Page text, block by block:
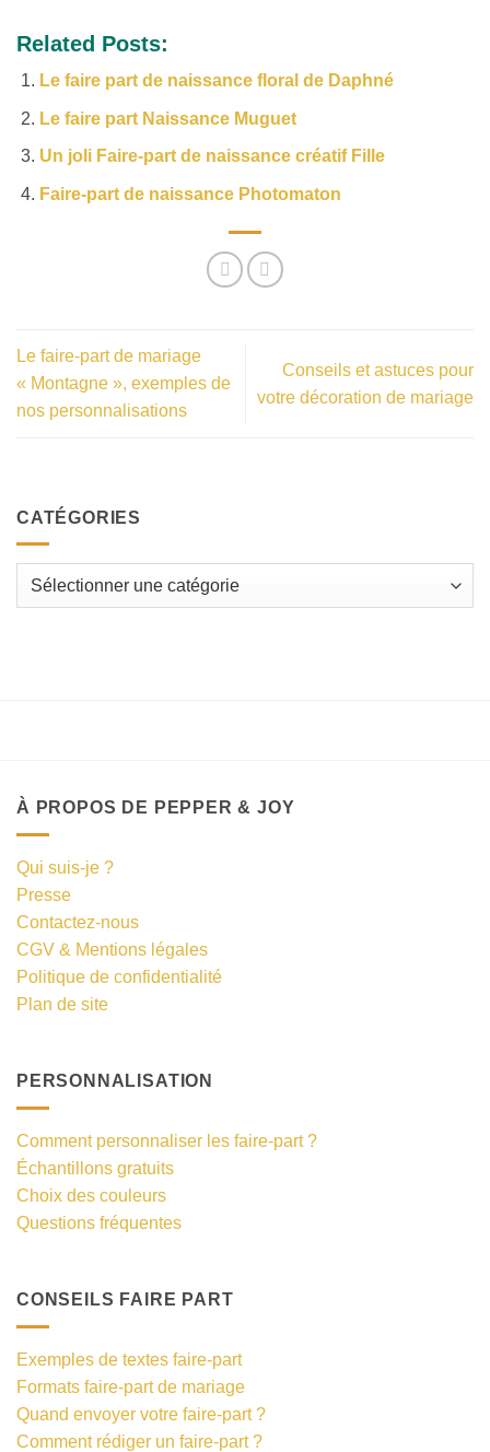
Related Posts:
Le faire part de naissance floral de Daphné
Le faire part Naissance Muguet
Un joli Faire-part de naissance créatif Fille
Faire-part de naissance Photomaton
Le faire-part de mariage
« Montagne », exemples de
nos personnalisations
Conseils et astuces pour
votre décoration de mariage
CATÉGORIES
Catégories
À PROPOS DE PEPPER & JOY
Qui suis-je ?
Presse
Contactez-nous
CGV & Mentions légales
Politique de confidentialité
Plan de site
PERSONNALISATION
Comment personnaliser les faire-part ?
Échantillons gratuits
Choix des couleurs
Questions fréquentes
CONSEILS FAIRE PART
Exemples de textes faire-part
Formats faire-part de mariage
Quand envoyer votre faire-part ?
Comment rédiger un faire-part ?